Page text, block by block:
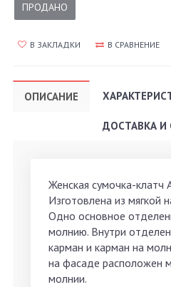
ПРОДАНО
В ЗАКЛАДКИ В СРАВНЕНИЕ
ОПИСАНИЕ
ДОСТАВКА И
Женская сумочка-клатч
Изготовлена из мягкой
Одно основное
молнию. Внутри
карман и карман на
на фасаде расположен
молнии.